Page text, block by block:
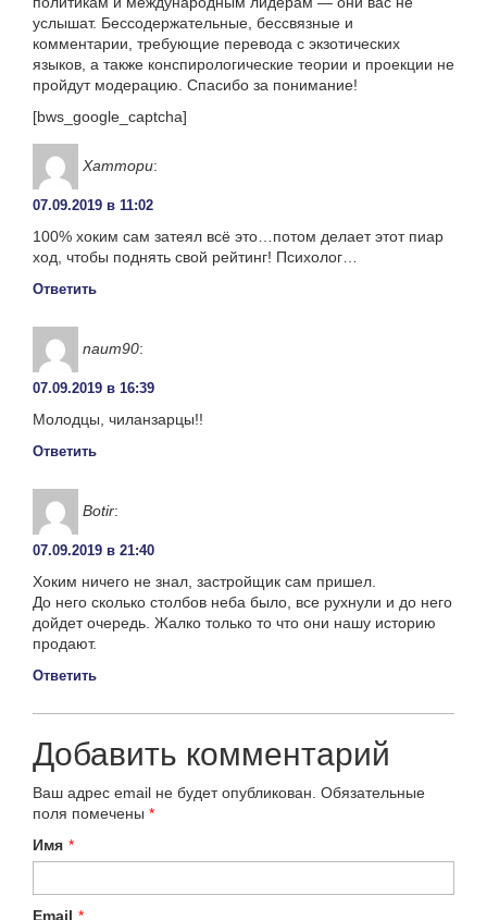
услышат. Бессодержательные, бессвязные и
комментарии, требующие перевода с экзотических
языков, а также конспирологические теории и проекции не
пройдут модерацию. Спасибо за понимание!
[bws_google_captcha]
Хаттори:
07.09.2019 в 11:02
100% хоким сам затеял всё это…потом делает этот пиар
ход, чтобы поднять свой рейтинг! Психолог…
Ответить
naum90:
07.09.2019 в 16:39
Молодцы, чиланзарцы!!
Ответить
Botir:
07.09.2019 в 21:40
Хоким ничего не знал, застройщик сам пришел.
До него сколько столбов неба было, все рухнули и до него
дойдет очередь. Жалко только то что они нашу историю
продают.
Ответить
Добавить комментарий
Ваш адрес email не будет опубликован. Обязательные
поля помечены *
Имя *
Email *